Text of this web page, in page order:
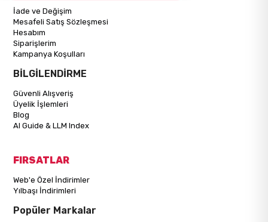
İade ve Değişim
Mesafeli Satış Sözleşmesi
Hesabım
Siparişlerim
Kampanya Koşulları
BİLGİLENDİRME
Güvenli Alışveriş
Üyelik İşlemleri
Blog
AI Guide & LLM Index
FIRSATLAR
Web'e Özel İndirimler
Yılbaşı İndirimleri
Popüler Markalar